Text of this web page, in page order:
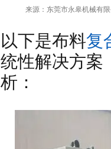
来源：东莞市永皋机械有
以下是布料复
统性解决方案
析：